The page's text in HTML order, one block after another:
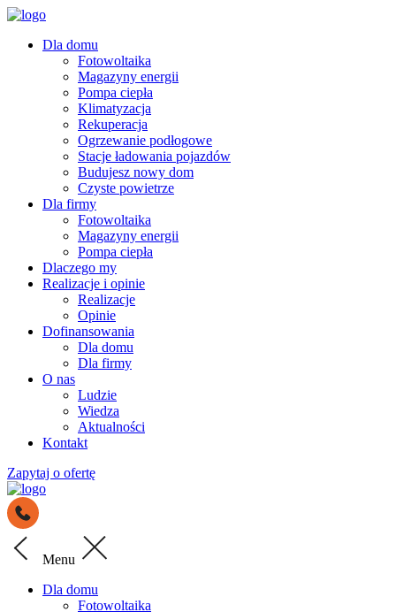
Dla domu
Fotowoltaika
Magazyny energii
Pompa ciepła
Klimatyzacja
Rekuperacja
Ogrzewanie podłogowe
Stacje ładowania pojazdów
Budujesz nowy dom
Czyste powietrze
Dla firmy
Fotowoltaika
Magazyny energii
Pompa ciepła
Dlaczego my
Realizacje i opinie
Realizacje
Opinie
Dofinansowania
Dla domu
Dla firmy
O nas
Ludzie
Wiedza
Aktualności
Kontakt
Zapytaj o ofertę
Menu
Dla domu
Fotowoltaika